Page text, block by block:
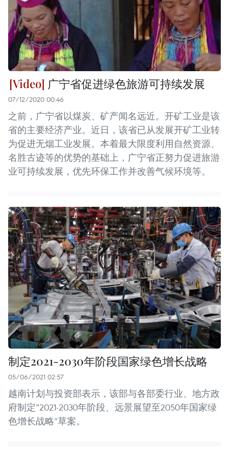
广宁省促进绿色旅游可持续发展
07/12/2020 00:46
之前，广宁省以煤炭、矿产闻名远近。开矿工业是该
省的主要经济产业。近日，该省已从发展开矿工业转
为促进无烟工业发展。本着最大限度利用自然资源、
名胜古迹等的优势的基础上，广宁省正努力促进旅游
业可持续发展，优先环保工作并改善气候环境等。
制定2021-2030年阶段国家绿色增长战略
05/06/2021 02:57
越南计划与投资部表示，该部与各部委行业、地方政
府制定“2021-2030年阶段、远景展望至2050年国家绿
色增长战略”草案。